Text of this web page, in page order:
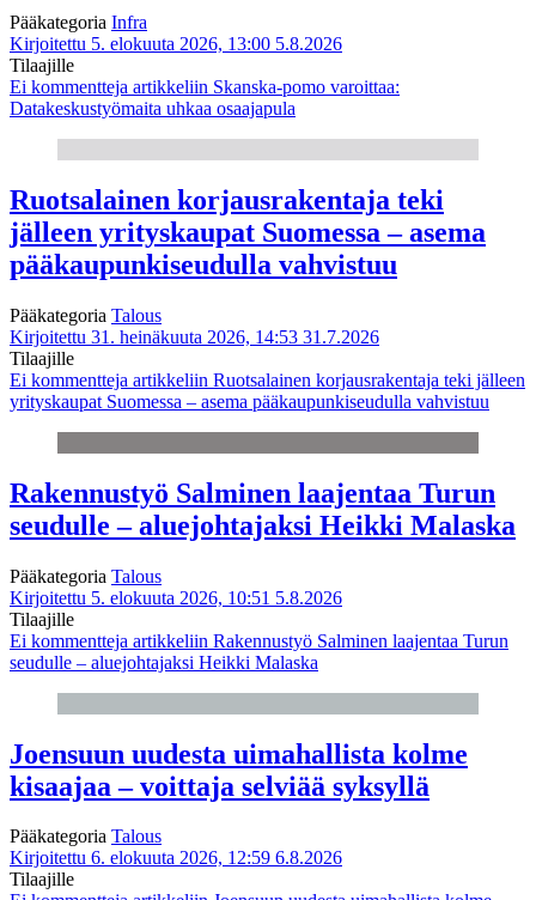
Pääkategoria Infra
Kirjoitettu 5. elokuuta 2026, 13:00 5.8.2026
Tilaajille
Ei kommentteja artikkeliin Skanska-pomo varoittaa:
Datakeskustyömaita uhkaa osaajapula
Ruotsalainen korjausrakentaja teki
jälleen yrityskaupat Suomessa – asema
pääkaupunkiseudulla vahvistuu
Pääkategoria Talous
Kirjoitettu 31. heinäkuuta 2026, 14:53 31.7.2026
Tilaajille
Ei kommentteja artikkeliin Ruotsalainen korjausrakentaja teki jälleen
yrityskaupat Suomessa – asema pääkaupunkiseudulla vahvistuu
Rakennustyö Salminen laajentaa Turun
seudulle – aluejohtajaksi Heikki Malaska
Pääkategoria Talous
Kirjoitettu 5. elokuuta 2026, 10:51 5.8.2026
Tilaajille
Ei kommentteja artikkeliin Rakennustyö Salminen laajentaa Turun
seudulle – aluejohtajaksi Heikki Malaska
Joensuun uudesta uimahallista kolme
kisaajaa – voittaja selviää syksyllä
Pääkategoria Talous
Kirjoitettu 6. elokuuta 2026, 12:59 6.8.2026
Tilaajille